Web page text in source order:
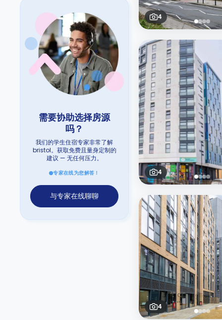
需要协助选择房源
吗？
我们的学生住宿专家非常了解
bristol。获取免费且量身定制的
建议 — 无任何压力。
专家在线为您解答！
与专家在线聊聊
4
4
4